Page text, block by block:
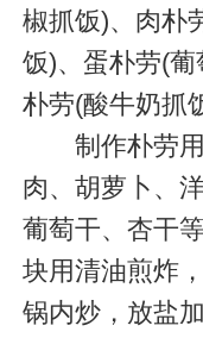
椒抓饭)、肉朴
饭)、蛋朴劳(
朴劳(酸牛奶抓
制作朴劳用
肉、胡萝卜、
葡萄干、杏干
块用清油煎炸
锅内炒，放盐